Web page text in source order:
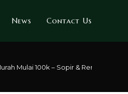
News Contact Us
Mulai 100k – Sopir & Rental Lepas